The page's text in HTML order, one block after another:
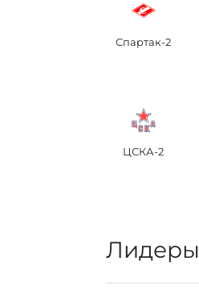
Спартак-2
ЦСКА-2
Лидеры